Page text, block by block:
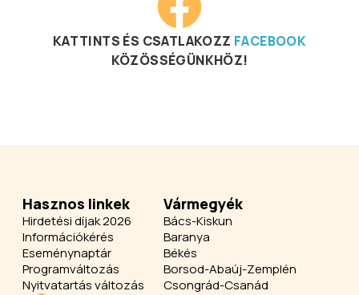
KATTINTS ÉS CSATLAKOZZ FACEBOOK
KÖZÖSSÉGÜNKHÖZ!
Hasznos linkek
Hirdetési díjak 2026
Információkérés
Eseménynaptár
Programváltozás
Nyitvatartás változás
Vármegyék
Bács-Kiskun
Baranya
Békés
Borsod-Abaúj-Zemplén
Csongrád-Csanád